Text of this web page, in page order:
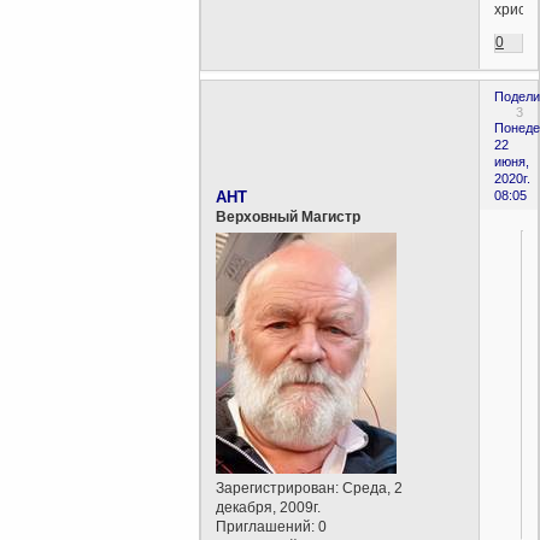
0
3
22
июня,
2020г.
08:05
AHT
Верховный Магистр
Зарегистрирован: Среда, 2
декабря, 2009г.
Приглашений: 0